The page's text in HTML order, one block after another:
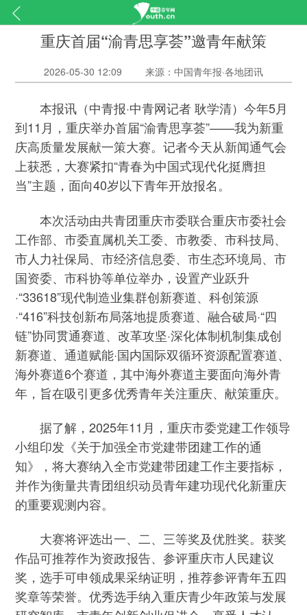
重庆首届“渝青思享荟”邀青年献策
2026-05-30 12:09 来源：中国青年报·各地团讯
本报讯（中青报·中青网记者 耿学清）今年5月
到11月，重庆举办首届“渝青思享荟”——我为新重
庆高质量发展献一策大赛。记者今天从新闻通气会
上获悉，大赛紧扣“青春为中国式现代化挺膺担
当”主题，面向40岁以下青年开放报名。
本次活动由共青团重庆市委联合重庆市委社会
工作部、市委直属机关工委、市教委、市科技局、
市人力社保局、市经济信息委、市生态环境局、市
国资委、市科协等单位举办，设置产业跃升
·“33618”现代制造业集群创新赛道、科创策源
·“416”科技创新布局落地提质赛道、融合破局·“四
链”协同贯通赛道、改革攻坚·深化体制机制集成创
新赛道、通道赋能·国内国际双循环资源配置赛道、
海外赛道6个赛道，其中海外赛道主要面向海外青
年，旨在吸引更多优秀青年关注重庆、献策重庆。
据了解，2025年11月，重庆市委党建工作领导
小组印发《关于加强全市党建带团建工作的通
知》，将大赛纳入全市党建带团建工作主要指标，
并作为衡量共青团组织动员青年建功现代化新重庆
的重要观测内容。
大赛将评选出一、二、三等奖及优胜奖。获奖
作品可推荐作为资政报告、参评重庆市人民建议
奖，选手可申领成果采纳证明，推荐参评青年五四
奖章等荣誉。优秀选手纳入重庆青少年政策与发展